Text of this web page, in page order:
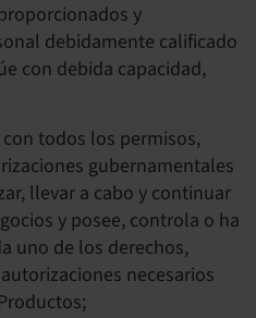
y
debidamente calificado
con debida capacidad,
todos los permisos,
gubernamentales
llevar a cabo y continuar
y posee, controla o ha
uno de los derechos,
necesarios